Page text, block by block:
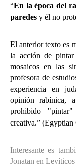
“En la época del
paredes y él no
El anterior texto es
la acción de pintar
mosaicos en las
profesora de
experiencia en
opinión rabínica,
prohibido
creativa.” (Egyptian
Interesante es
Jonatan en